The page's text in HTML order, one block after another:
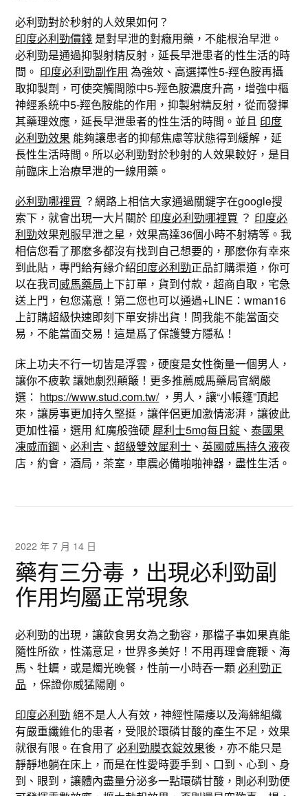
必利勁對於秒射的人效果如何？
印度必利勁價錢 是對早泄的對癥用藥，不能根治早泄。
必利勁是通過抑製射精反射，延長早泄患者的性生活的時
間。 印度必利勁副作用 為強效、高選擇性5-羥色胺再攝
取抑製劑，可使突觸間隙中5-羥色胺濃度升高，增強中樞
神經系統中5-羥色胺能的作用，抑製射精反射，從而發揮
其藥理效應，延長早泄患者的性生活的時間。並且 印度
必利勁效果 能夠讓患者的抑郁焦慮等狀態得到緩解，延
長性生活時間。所以必利勁對於秒射的人效果較好，是目
前臨床上治療早泄的一線用藥。
必利勁哪裡買 ？網路上相信大家通過關鍵字在google搜
索下，就會出現一大片關於 印度必利勁哪裡買 ？ 印度必
利勁效果剋服早泄之星，效果高達36個小時不射精等。我
相信您看了那麽多都沒有找到自己想要的，那麽你有幸來
到此貼，專門給有緣介紹印度必利勁正品訂購渠道，你可
以在我司威馬藥局上下訂單，貨到付款，超商自取，宅急
送上門，包您滿意！第二您也可以通過+LINE：wman16
上訂購超級快速即刻下單安排出貨！問我能不能當面交
易，不能當面交易！這是爲了保護雙方隱私！
床上功夫不行一切皆是浮雲，硬度是女性衡量一個男人，
讓你不疲軟 讓她劇烈顛簸！更多推薦威馬藥局官網嚴
選： https://www.stud.com.tw/，男人，讓“小帳篷”頂起
來，讓房事更加持久堅挺，讓伴侶更加激情澎湃，讓彼此
更加性福，選用 紅魔般強硬 犀利士5mg每日錠 、泰國果
凍威而鋼 、必利吉 、超級雙效犀利士 、英國威馬持久液夜
店，約會，酒局，茶室，車震必備啪啪神器，盡性生活。
2022 年 7 月 14 日
藥有三分毒，出現必利勁副
作用均屬正常現象
必利勁的出現，讓飲食男女為之動容，那檔子事如果真能
隨性所欲，性滿意足，世界多美好！不用再理會鹿鞭、海
馬、牡蠣，或是燭光晚餐，性前一小時吞一顆必利勁正
品 ，保證你威猛陽剛。
印度必利勁 ​​​​​絕不是人人有效，神經性陽痿以及海綿組織
有嚴重纖維化的患者，受限於環磷甘酸的產生不足，效果
就很有限。在食用了必利勁膜衣錠效果後，亦不能只是
靜靜地躺在床上，而是在性愛時要手到、口到、心到、身
到、眼到，讓體內盡量分泌多一點環磷甘酸，則必利勁便